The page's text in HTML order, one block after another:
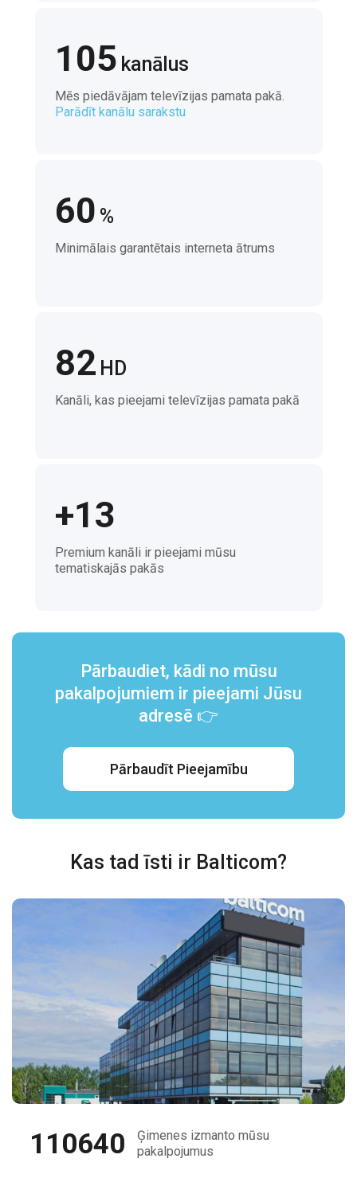
105 kanālus
Mēs piedāvājam televīzijas pamata pakā.
Parādīt kanālu sarakstu
60 %
Minimālais garantētais interneta ātrums
82 HD
Kanāli, kas pieejami televīzijas pamata pakā
+13
Premium kanāli ir pieejami mūsu
tematiskajās pakās
Pārbaudiet, kādi no mūsu
pakalpojumiem ir pieejami Jūsu
adresē 👉
Pārbaudīt Pieejamību
Kas tad īsti ir Balticom?
110640
Ģimenes izmanto mūsu
pakalpojumus